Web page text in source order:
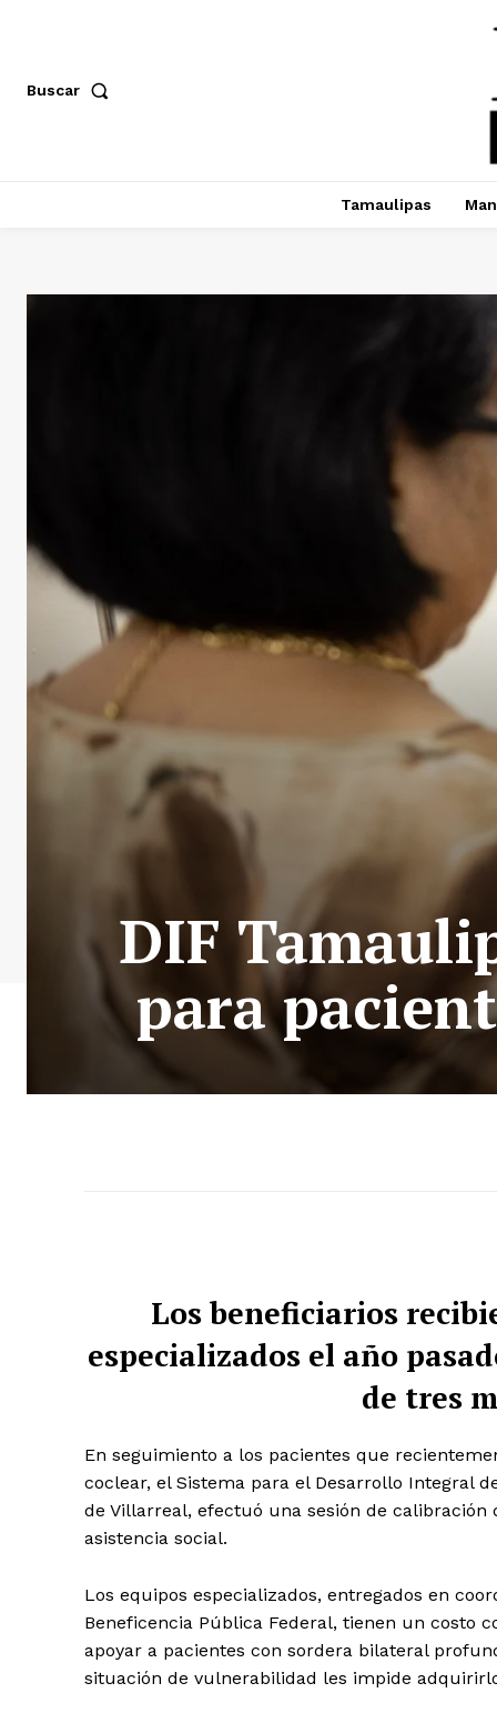
Buscar
Tamaulipas
DIF
para
Los beneficiarios
especializados el año
de tres
En seguimiento a los pacientes que
coclear, el Sistema para el Desarrollo Integral
de Villarreal, efectuó una sesión de calibración
asistencia social.
Los equipos especializados, entregados en
Beneficencia Pública Federal, tienen un costo
apoyar a pacientes con sordera bilateral
situación de vulnerabilidad les impide